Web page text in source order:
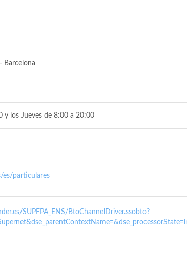
Barcelona
y los Jueves de 8:00 a 20:00
es/particulares
SUPFPA_ENS/BtoChannelDriver.ssobto?